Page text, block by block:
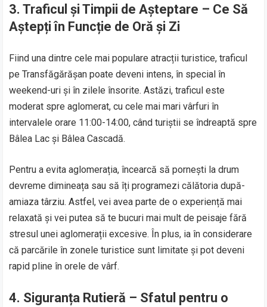
3.Traficul și Timpii de Așteptare – Ce Să
Aștepți în Funcție de Oră și Zi
Fiind una dintre cele mai populare atracții turistice, traficul
pe Transfăgărășan poate deveni intens, în special în
weekend-uri și în zilele însorite. Astăzi, traficul este
moderat spre aglomerat, cu cele mai mari vârfuri în
intervalele orare 11:00-14:00, când turiștii se îndreaptă spre
Bâlea Lac și Bâlea Cascadă.
Pentru a evita aglomerația, încearcă să pornești la drum
devreme dimineața sau să îți programezi călătoria după-
amiaza târziu. Astfel, vei avea parte de o experiență mai
relaxată și vei putea să te bucuri mai mult de peisaje fără
stresul unei aglomerații excesive. În plus, ia în considerare
că parcările în zonele turistice sunt limitate și pot deveni
rapid pline în orele de vârf.
4. Siguranța Rutieră – Sfatul pentru o